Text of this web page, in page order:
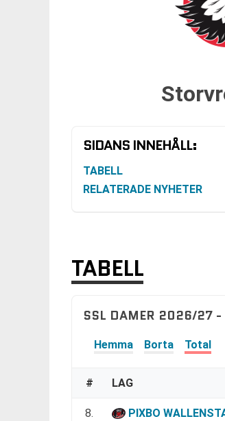
SIDANS INNEHÅLL:
TABELL
RELATERADE NYHETER
TABELL
SSL DAMER 2026/27 -
Hemma Borta Total
# LAG
8. PIXBO